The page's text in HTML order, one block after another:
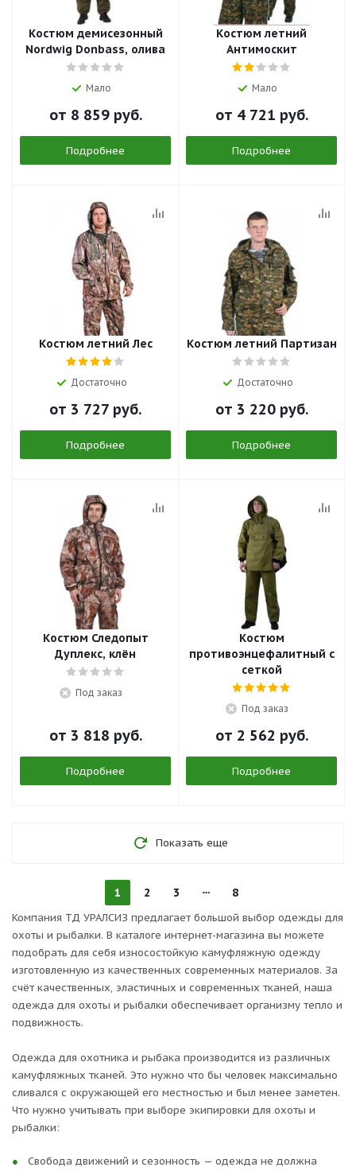
Костюм демисезонный
Nordwig Donbass, олива
Мало
от 8 859 руб.
Подробнее
Костюм летний
Антимоскит
Мало
от 4 721 руб.
Подробнее
Костюм летний Лес
Достаточно
от 3 727 руб.
Подробнее
Костюм летний Партизан
Достаточно
от 3 220 руб.
Подробнее
Костюм Следопыт
Дуплекс, клён
Под заказ
от 3 818 руб.
Подробнее
Костюм
противоэнцефалитный с
сеткой
Под заказ
от 2 562 руб.
Подробнее
Показать еще
1 2 3 8
Компания ТД УРАЛСИЗ предлагает большой выбор одежды для
охоты и рыбалки. В каталоге интернет-магазина вы можете
подобрать для себя износостойкую камуфляжную одежду
изготовленную из качественных современных материалов. За
счёт качественных, эластичных и современных тканей, наша
одежда для охоты и рыбалки обеспечивает организму тепло и
подвижность.
Одежда для охотника и рыбака производится из различных
камуфляжных тканей. Это нужно что бы человек максимально
сливался с окружающей его местностью и был менее заметен.
Что нужно учитывать при выборе экипировки для охоты и
рыбалки:
Свобода движений и сезонность — одежда не должна